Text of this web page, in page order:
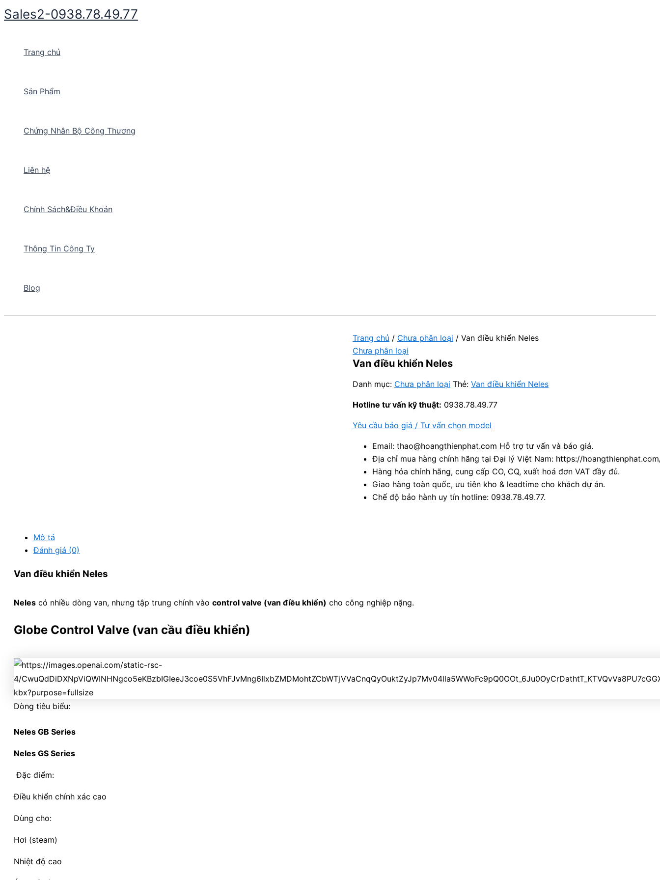
Nhảy
tới
Sales2-0938.78.49.77
Trang chủ
Sản Phẩm
Chứng Nhân Bộ Công Thương
Liên hệ
Chính Sách&Điều Khoản
Thông Tin Công Ty
Blog
Trang chủ / Chưa phân loại / Van điều khiển Neles
Chưa phân loại
Van điều khiển Neles
Danh mục: Chưa phân loại Thẻ: Van điều khiển Neles
Hotline tư vấn kỹ thuật: 0938.78.49.77
Yêu cầu báo giá / Tư vấn chọn model
Email: thao@hoangthienphat.com Hỗ trợ tư vấn và báo giá.
Địa chỉ mua hàng chính hãng tại Đại lý Việt Nam: https://
Hàng hóa chính hãng, cung cấp CO, CQ, xuất hoá đơn VAT đầy đủ.
Giao hàng toàn quốc, ưu tiên kho & leadtime cho khách dự án.
Chế độ bảo hành uy tín hotline: 0938.78.49.77.
Mô tả
Đánh giá (0)
Van điều khiển Neles
Neles có nhiều dòng van, nhưng tập trung chính vào control valve (van điều khiển) cho công nghiệp nặng.
Globe Control Valve (van cầu điều khiển)
Dòng tiêu biểu:
Neles GB Series
Neles GS Series
Đặc điểm:
Điều khiển chính xác cao
Dùng cho:
Hơi (steam)
Nhiệt độ cao